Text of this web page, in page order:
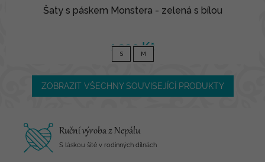
Šaty s páskem Monstera - zelená s bílou
1 390 Kč
S M
ZOBRAZIT VŠECHNY SOUVISEJÍCÍ PRODUKTY
Ruční výroba z Nepálu
S láskou šité v rodinných dílnách